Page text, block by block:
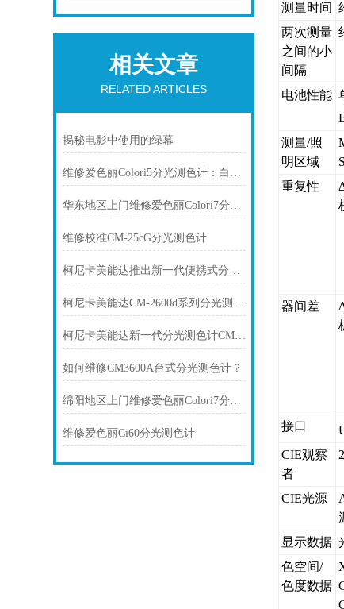
相关文章
RELATED ARTICLES
揭秘电影中使用的绿幕
维修爱色丽Colori5分光测色计：白板校准不通过
华东地区上门维修爱色丽Colori7分光测色计
维修校准CM-25cG分光测色计
柯尼卡美能达推出新一代便携式分光测色计CM-17d
柯尼卡美能达CM-2600d系列分光测色计简介
柯尼卡美能达新一代分光测色计CM-17d选购指南
如何维修CM3600A台式分光测色计？
绵阳地区上门维修爱色丽Colori7分光测色计
维修爱色丽Ci60分光测色计
测量时间
两次测量
之间的小
间隔
电池性能
测量/照
明区域
重复性
器间差
接口
CIE观察
者
CIE光源
显示数据
色空间/
色度数据